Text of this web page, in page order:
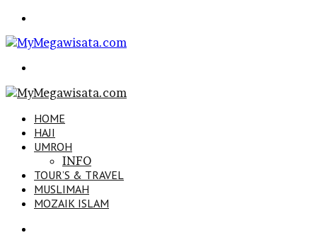
HOME
HAJI
UMROH
INFO
TOUR’S & TRAVEL
MUSLIMAH
MOZAIK ISLAM